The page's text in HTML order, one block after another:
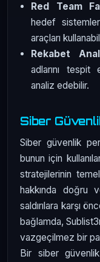
Red Team
hedef
araçları
Rekabet
adlarını tespit
analiz edebilir.
Siber
Siber güvenlik
bunun için
stratejilerinin
hakkında doğru
saldırılara karşı
bağlamda,
vazgeçilmez bir
Bir siber